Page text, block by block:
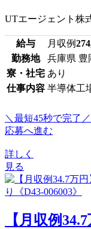
UTエージェント株
給与 月収例
勤務地
兵庫県 豊
寮・社宅 あり
仕事内容 半導体工
＼最短45秒で完了／
応募へ進む
詳しく
見る
【月収例